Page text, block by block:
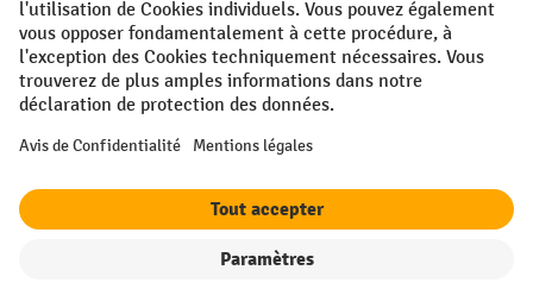
¹ La remise est valable jusqu'à épuisement des stocks. La remise ne
s'applique pas aux prix spéciaux. Il n'est pas possible de le combiner
avec d'autres réductions en pourcentage ou bons de réduction. | ² Une
réduction unique est offerte lors de la première inscription à la
toute commande d'un montant net minimum de 250 €. Le pourcentage
jusqu'à 10 %. Les transpalettes électriques, les gerbeurs électriques,
les chariots élévateurs électriques et l'outillage sont exclus de cette